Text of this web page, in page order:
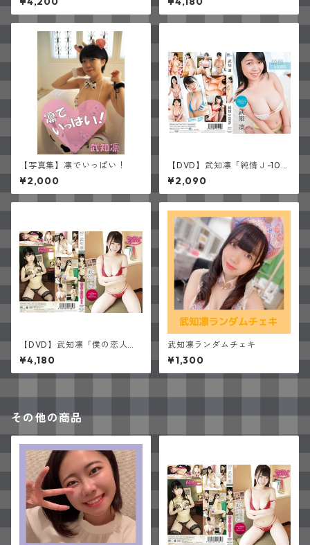
【写真集】凛でいっぱい！
¥2,000
【DVD】武知凛「純情Ｊ-10
0％」(サイン入り)
¥2,090
【DVD】武知凛「僕の恋人が
可愛すぎる」(サイン入り)
¥4,180
武知凛ランダムチェキ
¥1,300
その他の商品